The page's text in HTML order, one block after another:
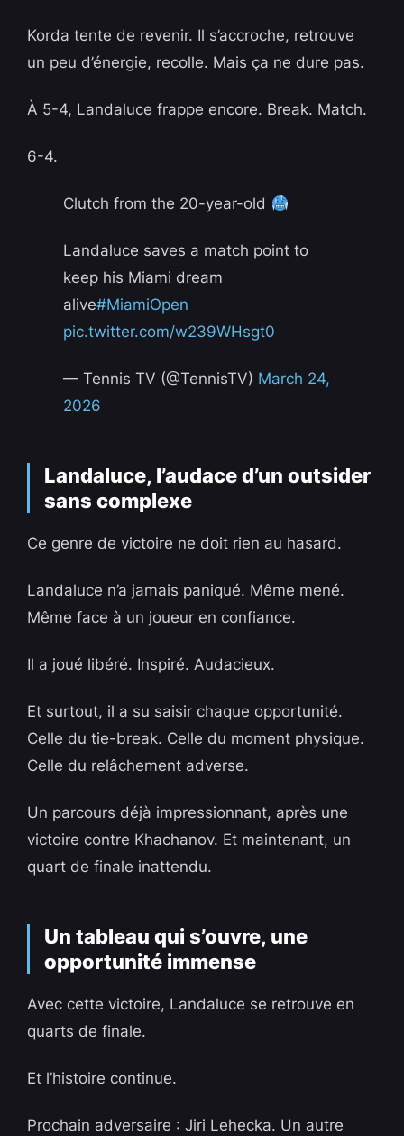
Korda tente de revenir. Il s’accroche, retrouve
un peu d’énergie, recolle. Mais ça ne dure pas.
À 5-4, Landaluce frappe encore. Break. Match.
6-4.
Clutch from the 20-year-old
Landaluce saves a match point to
keep his Miami dream
alive#MiamiOpen
pic.twitter.com/w239WHsgt0
— Tennis TV (@TennisTV) March 24,
2026
Landaluce, l’audace d’un outsider
sans complexe
Ce genre de victoire ne doit rien au hasard.
Landaluce n’a jamais paniqué. Même mené.
Même face à un joueur en confiance.
Il a joué libéré. Inspiré. Audacieux.
Et surtout, il a su saisir chaque opportunité.
Celle du tie-break. Celle du moment physique.
Celle du relâchement adverse.
Un parcours déjà impressionnant, après une
victoire contre Khachanov. Et maintenant, un
quart de finale inattendu.
Un tableau qui s’ouvre, une
opportunité immense
Avec cette victoire, Landaluce se retrouve en
quarts de finale.
Et l’histoire continue.
Prochain adversaire : Jiri Lehecka. Un autre